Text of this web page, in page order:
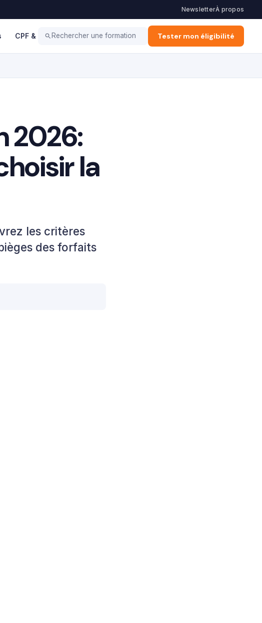
NewsletterÀ propos
CPF & Financement E-learning Métiers & Carrières
Rechercher une formation Tester mon éligibilité
2026:
la
les critères
des forfaits